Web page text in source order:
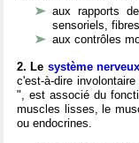
aux rapports
sensoriels,
aux contrôles
2. Le système
c'est-à-dire
", est associé du
muscles lisses, le
ou endocrines.